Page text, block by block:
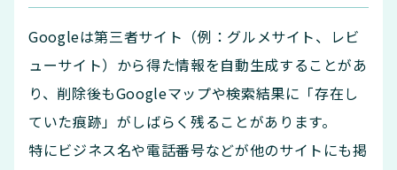
Googleは第三者サイト（例：グルメサイト、レビ
ューサイト）から得た情報を自動生成することがあ
り、削除後もGoogleマップや検索結果に「存在し
ていた痕跡」がしばらく残ることがあります。
特にビジネス名や電話番号などが他のサイトにも掲